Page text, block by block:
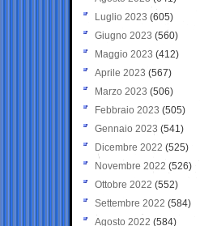
Luglio 2023 (605)
Giugno 2023 (560)
Maggio 2023 (412)
Aprile 2023 (567)
Marzo 2023 (506)
Febbraio 2023 (505)
Gennaio 2023 (541)
Dicembre 2022 (525)
Novembre 2022 (526)
Ottobre 2022 (552)
Settembre 2022 (584)
Agosto 2022 (584)